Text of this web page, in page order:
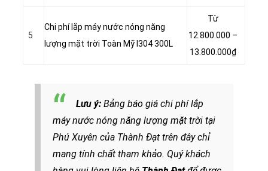
5
Chi phí lắp máy nước nóng năng
lượng mặt trời Toàn Mỹ I304 300L
Từ
12.800.000 –
13.800.000₫
Lưu ý: Bảng báo giá chi phí lắp
máy nước nóng năng lượng mặt trời tại
Phú Xuyên của Thành Đạt trên đây chỉ
mang tính chất tham khảo. Quý khách